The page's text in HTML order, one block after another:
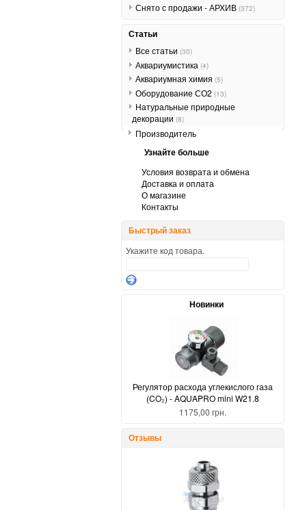
Снято с продажи - АРХИВ (372)
Статьи
Все статьи (30)
Аквариумистика (4)
Аквариумная химия (5)
Оборудование СО2 (13)
Натуральные природные
декорации (8)
Производитель
Узнайте больше
Условия возврата и обмена
Доставка и оплата
О магазине
Контакты
Быстрый заказ
Укажите код товара.
Новинки
Регулятор расхода углекислого газа
(CO₂) - AQUAPRO mini W21.8
1175,00 грн.
Отзывы